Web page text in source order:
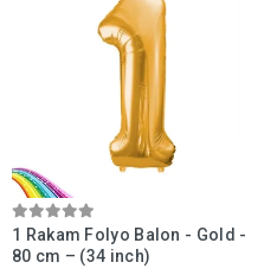
1 Rakam Folyo Balon - Gold -
80 cm – (34 inch)